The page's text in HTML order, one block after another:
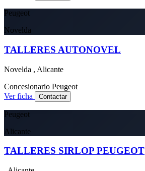
Peugeot
Novelda
TALLERES AUTONOVEL
Novelda , Alicante
Concesionario Peugeot
Ver ficha
Contactar
Peugeot
Alicante
TALLERES SIRLOP PEUGEOT